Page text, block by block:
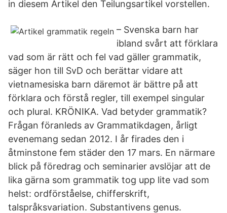
in diesem Artikel den Teilungsartikel vorstellen.
– Svenska barn har
ibland svårt att förklara
vad som är rätt och fel vad gäller grammatik,
säger hon till SvD och berättar vidare att
vietnamesiska barn däremot är bättre på att
förklara och förstå regler, till exempel singular
och plural. KRÖNIKA. Vad betyder grammatik?
Frågan föranleds av Grammatikdagen, årligt
evenemang sedan 2012. I år firades den i
åtminstone fem städer den 17 mars. En närmare
blick på föredrag och seminarier avslöjar att de
lika gärna som grammatik tog upp lite vad som
helst: ordförståelse, chifferskrift,
talspråksvariation. Substantivens genus.